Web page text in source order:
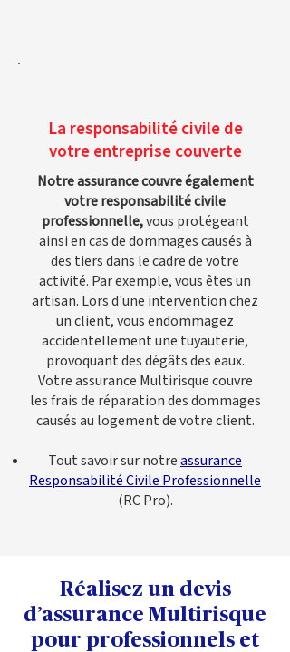
La responsabilité civile de
votre entreprise couverte
Notre assurance couvre également
votre responsabilité civile
professionnelle,vous protégeant
ainsi en cas de dommages causés à
des tiers dans le cadre de votre
activité. Par exemple, vous êtes un
artisan. Lors d'une intervention chez
un client, vous endommagez
accidentellement une tuyauterie,
provoquant des dégâts des eaux.
Votre assurance Multirisque couvre
les frais de réparation des dommages
causés au logement de votre client.
Tout savoir sur notreassurance
Responsabilité Civile Professionnelle
(RC Pro).
Réalisez un devis
d’assurance Multirisque
pour professionnels et